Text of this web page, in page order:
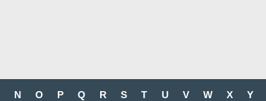
N O P Q R S T U V W X Y